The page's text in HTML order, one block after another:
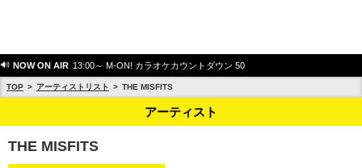
NOW ON AIR 13:00～ M-ON! カラオケカウントダウン 50
TOP アーティストリスト THE MISFITS
アーティスト
THE MISFITS